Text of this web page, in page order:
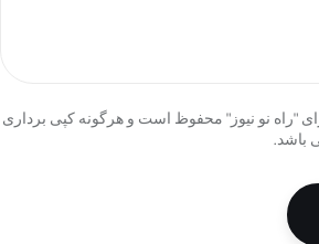
"راه نو نیوز" محفوظ است و هرگونه کپی برداری
باشد.